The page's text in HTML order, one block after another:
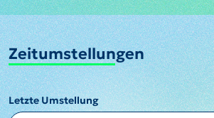
Zeitumstellungen
Letzte Umstellung